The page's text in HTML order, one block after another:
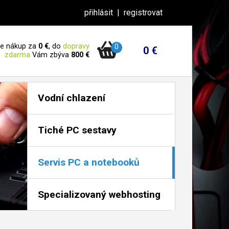
přihlásit | registrovat
nákup za 0 €, do dopravy
zdarma Vám zbýva 800 €
0 0 €
Vodní chlazení
Tiché PC sestavy
Servis PC a notebooků
Specializovaný webhosting